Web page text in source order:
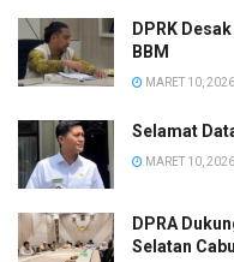
DPRK
BBM
MARET 10, 2026
Selamat
MARET 10, 2026
DPRA
Selatan